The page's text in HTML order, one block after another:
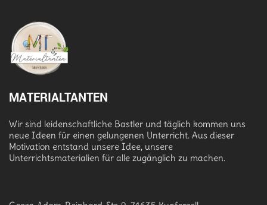
MATERIALTANTEN
Wir sind leidenschaftliche Bastler und täglich kommen uns
neue Ideen für einen gelungenen Unterricht. Aus dieser
Motivation entstand unsere Idee, unsere
Unterrichtsmaterialien für alle zugänglich zu machen.